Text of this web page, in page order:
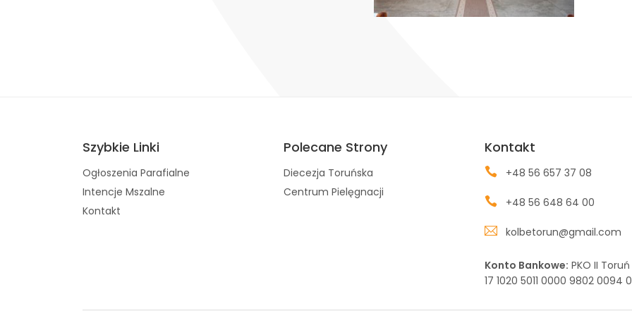
Szybkie Linki
Ogłoszenia Parafialne
Intencje Mszalne
Kontakt
Polecane Strony
Diecezja Toruńska
Centrum Pielęgnacji
Kontakt
+48 56 657 37 08
+48 56 648 64 00
kolbetorun@gmail.com
Konto Bankowe: PKO II Toruń
17 1020 5011 0000 9802 0094